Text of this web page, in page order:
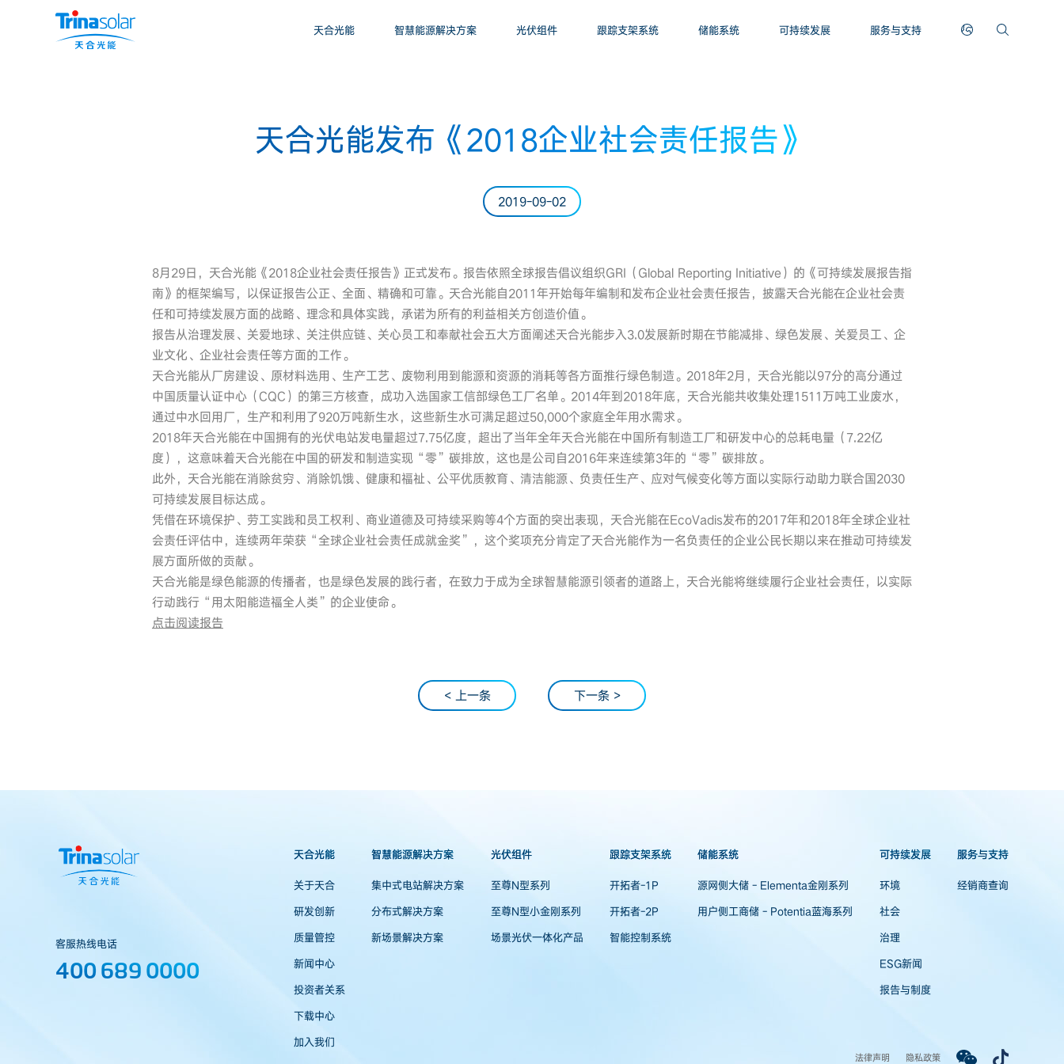
天合光能 智慧能源解决方案 光伏组件 跟踪支架系统 储能系统 可持续发展 服务与支持
天合光能发布《2018企业社会责任报告》
2019-09-02
8月29日，天合光能《2018企业社会责任报告》正式发布。报告依照全球报告倡议组织GRI（Global Reporting Initiative）的《可持续发展报告指
南》的框架编写，以保证报告公正、全面、精确和可靠。天合光能自2011年开始每年编制和发布企业社会责任报告，披露天合光能在企业社会责
任和可持续发展方面的战略、理念和具体实践，承诺为所有的利益相关方创造价值。
报告从治理发展、关爱地球、关注供应链、关心员工和奉献社会五大方面阐述天合光能步入3.0发展新时期在节能减排、绿色发展、关爱员工、企
业文化、企业社会责任等方面的工作。
天合光能从厂房建设、原材料选用、生产工艺、废物利用到能源和资源的消耗等各方面推行绿色制造。2018年2月，天合光能以97分的高分通过
中国质量认证中心（CQC）的第三方核查，成功入选国家工信部绿色工厂名单。2014年到2018年底，天合光能共收集处理1511万吨工业废水，
通过中水回用厂，生产和利用了920万吨新生水，这些新生水可满足超过50,000个家庭全年用水需求。
2018年天合光能在中国拥有的光伏电站发电量超过7.75亿度，超出了当年全年天合光能在中国所有制造工厂和研发中心的总耗电量（7.22亿
度），这意味着天合光能在中国的研发和制造实现“零”碳排放，这也是公司自2016年来连续第3年的“零”碳排放。
此外，天合光能在消除贫穷、消除饥饿、健康和福祉、公平优质教育、清洁能源、负责任生产、应对气候变化等方面以实际行动助力联合国2030
可持续发展目标达成。
凭借在环境保护、劳工实践和员工权利、商业道德及可持续采购等4个方面的突出表现，天合光能在EcoVadis发布的2017年和2018年全球企业社
会责任评估中，连续两年荣获“全球企业社会责任成就金奖”，这个奖项充分肯定了天合光能作为一名负责任的企业公民长期以来在推动可持续发
展方面所做的贡献。
天合光能是绿色能源的传播者，也是绿色发展的践行者，在致力于成为全球智慧能源引领者的道路上，天合光能将继续履行企业社会责任，以实际
行动践行“用太阳能造福全人类”的企业使命。
点击阅读报告
< 上一条 下一条 >
客服热线电话
400 689 0000
天合光能
关于天合
研发创新
质量管控
新闻中心
投资者关系
下载中心
加入我们
智慧能源解决方案
集中式电站解决方案
分布式解决方案
新场景解决方案
光伏组件
至尊N型系列
至尊N型小金刚系列
场景光伏一体化产品
跟踪支架系统
开拓者-1P
开拓者-2P
智能控制系统
储能系统
源网侧大储 - Elementa金刚系列
用户侧工商储 - Potentia蓝海系列
可持续发展
环境
社会
治理
ESG新闻
报告与制度
服务与支持
经销商查询
法律声明 隐私政策